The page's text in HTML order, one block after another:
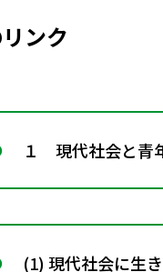
ンク
１ 現代社会と青
(1) 現代社会に生